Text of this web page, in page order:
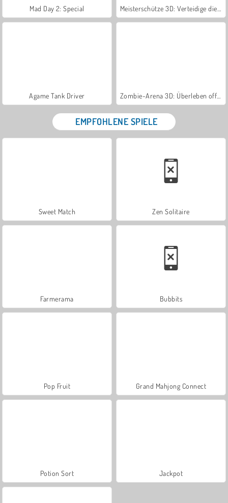
Mad Day 2: Special
Agame Tank Driver
EMPFOHLENE SPIELE
Sweet Match Zen Solitaire
Farmerama Bubbits
Pop Fruit Grand Mahjong Connect
Potion Sort Jackpot